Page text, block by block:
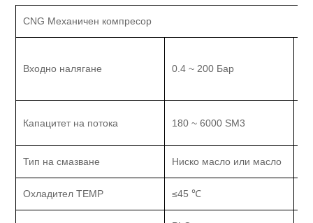
CNG Механичен компресор
Входно налягане 0.4 ~ 200 Бар
Капацитет на потока 180 ~ 6000 SM3
Тип на смазване Ниско масло или масло
Охладител TEMP ≤45 ℃